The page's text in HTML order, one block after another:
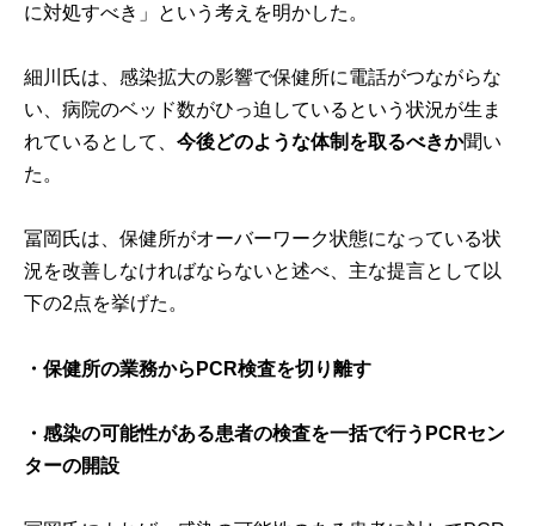
に対処すべき」という考えを明かした。
細川氏は、感染拡大の影響で保健所に電話がつながらな
い、病院のベッド数がひっ迫しているという状況が生ま
れているとして、今後どのような体制を取るべきか聞い
た。
冨岡氏は、保健所がオーバーワーク状態になっている状
況を改善しなければならないと述べ、主な提言として以
下の2点を挙げた。
・保健所の業務からPCR検査を切り離す
・感染の可能性がある患者の検査を一括で行うPCRセン
ターの開設